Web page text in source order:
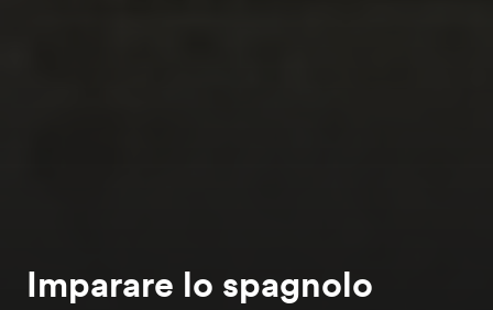
Imparare lo spagnolo